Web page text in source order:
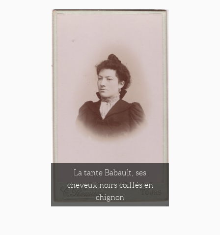
La tante Babault, ses
cheveux noirs coiffés en
chignon